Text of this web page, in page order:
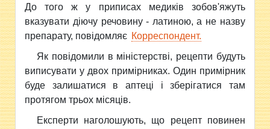
До того ж у приписах медиків зобов'яжуть
вказувати діючу речовину - латиною, а не назву
препарату, повідомляє Корреспондент.
Як повідомили в міністерстві, рецепти будуть
виписувати у двох примірниках. Один примірник
буде залишатися в аптеці і зберігатися там
протягом трьох місяців.
Експерти наголошують, що рецепт повинен